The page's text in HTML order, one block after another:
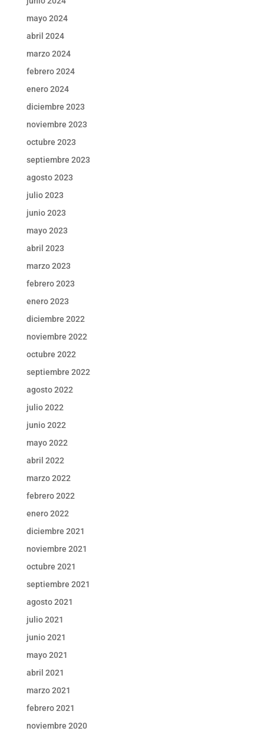
mayo 2024
abril 2024
marzo 2024
febrero 2024
enero 2024
diciembre 2023
noviembre 2023
octubre 2023
septiembre 2023
agosto 2023
julio 2023
junio 2023
mayo 2023
abril 2023
marzo 2023
febrero 2023
enero 2023
diciembre 2022
noviembre 2022
octubre 2022
septiembre 2022
agosto 2022
julio 2022
junio 2022
mayo 2022
abril 2022
marzo 2022
febrero 2022
enero 2022
diciembre 2021
noviembre 2021
octubre 2021
septiembre 2021
agosto 2021
julio 2021
junio 2021
mayo 2021
abril 2021
marzo 2021
febrero 2021
noviembre 2020